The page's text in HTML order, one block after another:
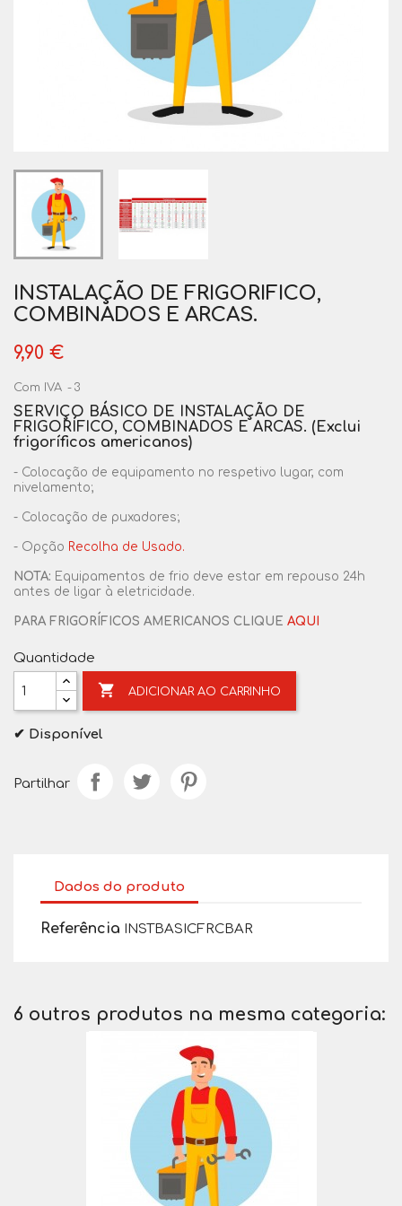
INSTALAÇÃO DE FRIGORIFICO,
COMBINADOS E ARCAS.
9,90 €
Com IVA 3
SERVIÇO BÁSICO DE INSTALAÇÃO DE
FRIGORÍFICO, COMBINADOS E ARCAS. (Exclui
frigoríficos americanos)
- Colocação de equipamento no respetivo lugar, com
nivelamento;
- Colocação de puxadores;
- Opção Recolha de Usado.
NOTA: Equipamentos de frio deve estar em repouso 24h
antes de ligar à eletricidade.
PARA FRIGORÍFICOS AMERICANOS CLIQUE AQUI
Quantidade
 ADICIONAR AO CARRINHO
✔ Disponível
Partilhar
Dados do produto
Referência INSTBASICFRCBAR
6 outros produtos na mesma categoria: